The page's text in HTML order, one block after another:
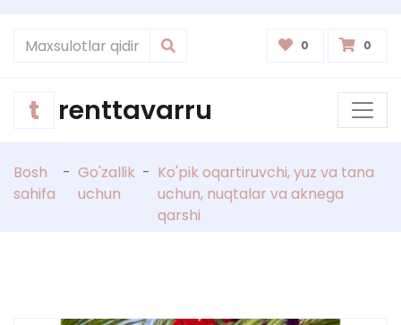
0 0
t renttavarru
Bosh
sahifa
- Go'zallik
uchun
- Ko'pik oqartiruvchi, yuz va tana
uchun, nuqtalar va aknega
qarshi